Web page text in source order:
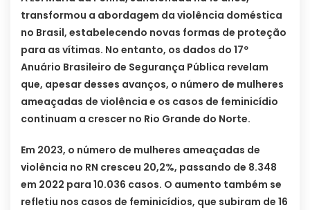
transformou a abordagem da violência doméstica
no Brasil, estabelecendo novas formas de proteção
para as vítimas. No entanto, os dados do 17º
Anuário Brasileiro de Segurança Pública revelam
que, apesar desses avanços, o número de mulheres
ameaçadas de violência e os casos de feminicídio
continuam a crescer no Rio Grande do Norte.
Em 2023, o número de mulheres ameaçadas de
violência no RN cresceu 20,2%, passando de 8.348
em 2022 para 10.036 casos. O aumento também se
refletiu nos casos de feminicídios, que subiram de 16